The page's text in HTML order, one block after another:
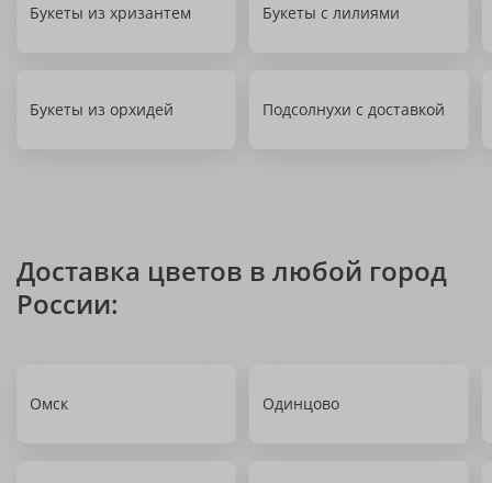
Букеты из хризантем Букеты с лилиями
Букеты из орхидей Подсолнухи с доставкой
Доставка цветов в любой город
России:
Омск Одинцово